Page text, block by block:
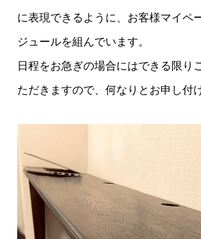
に表現できるように、お客様マイペ
ジュールを組んでいます。
日程をお急ぎの場合にはできる限り
ただきますので、何なりとお申し付